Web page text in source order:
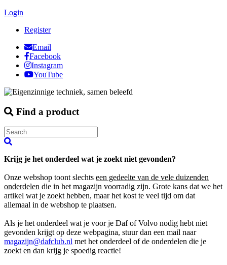
Login
Register
Email
Facebook
Instagram
YouTube
Find a product
Krijg je het onderdeel wat je zoekt niet gevonden?
Onze webshop toont slechts een gedeelte van de vele duizenden
onderdelen die in het magazijn voorradig zijn. Grote kans dat we het
artikel wat je zoekt hebben, maar het kost te veel tijd om dat
allemaal in de webshop te plaatsen.
Als je het onderdeel wat je voor je Daf of Volvo nodig hebt niet
gevonden krijgt op deze webpagina, stuur dan een mail naar
magazijn@dafclub.nl met het onderdeel of de onderdelen die je
zoekt en dan krijg je spoedig reactie!